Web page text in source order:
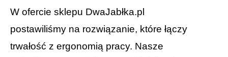
W ofercie sklepu DwaJabłka.pl
postawiliśmy na rozwiązanie, które łączy
trwałość z ergonomią pracy. Nasze